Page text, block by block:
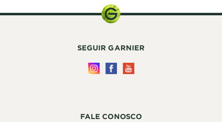
FALE CONOSCO
SEGUIR GARNIER